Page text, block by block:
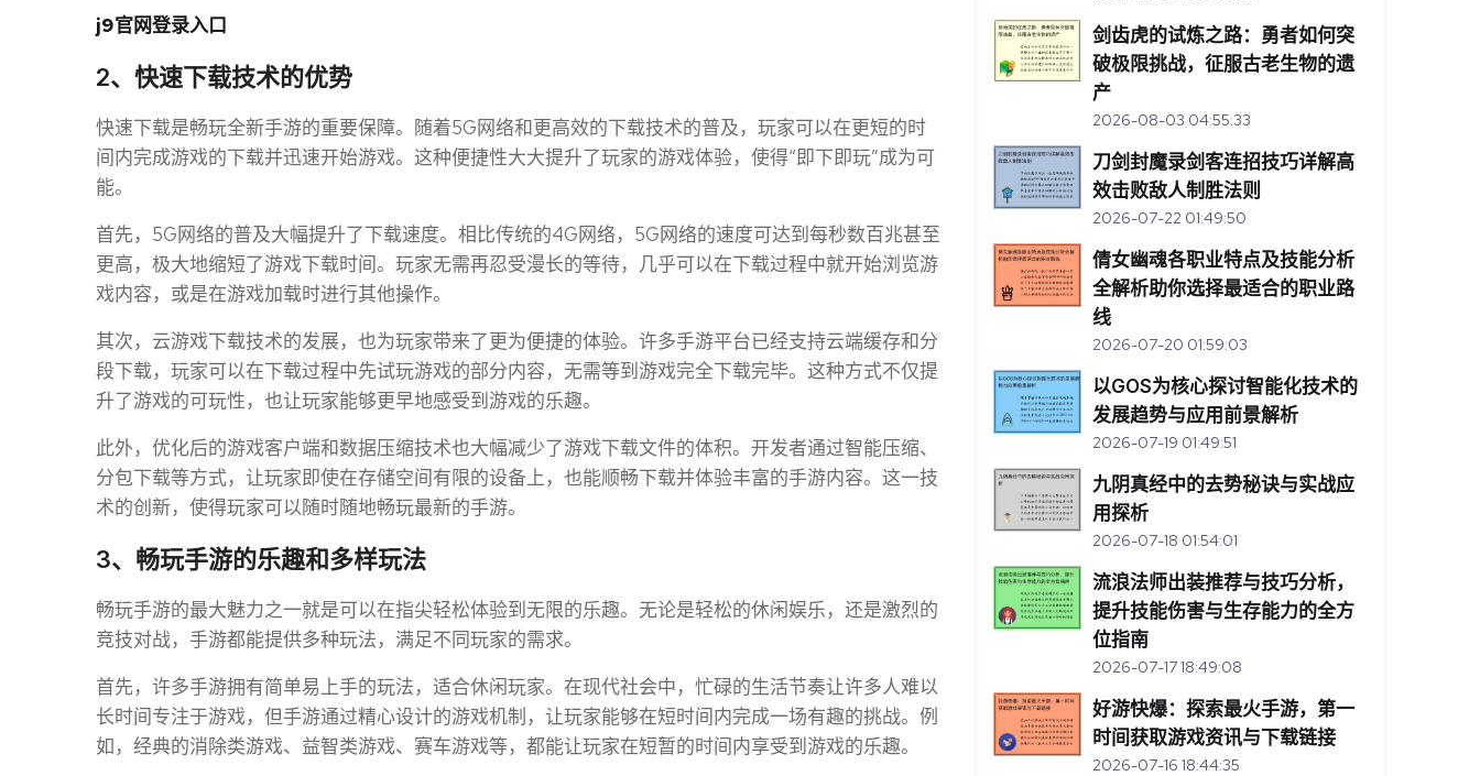
j9官网登录入口
2、快速下载技术的优势
快速下载是畅玩全新手游的重要保障。随着5G网络和更高效的下载技术的普及，玩家可以在更短的时
间内完成游戏的下载并迅速开始游戏。这种便捷性大大提升了玩家的游戏体验，使得“即下即玩”成为可
能。
首先，5G网络的普及大幅提升了下载速度。相比传统的4G网络，5G网络的速度可达到每秒数百兆甚至
更高，极大地缩短了游戏下载时间。玩家无需再忍受漫长的等待，几乎可以在下载过程中就开始浏览游
戏内容，或是在游戏加载时进行其他操作。
其次，云游戏下载技术的发展，也为玩家带来了更为便捷的体验。许多手游平台已经支持云端缓存和分
段下载，玩家可以在下载过程中先试玩游戏的部分内容，无需等到游戏完全下载完毕。这种方式不仅提
升了游戏的可玩性，也让玩家能够更早地感受到游戏的乐趣。
此外，优化后的游戏客户端和数据压缩技术也大幅减少了游戏下载文件的体积。开发者通过智能压缩、
分包下载等方式，让玩家即使在存储空间有限的设备上，也能顺畅下载并体验丰富的手游内容。这一技
术的创新，使得玩家可以随时随地畅玩最新的手游。
3、畅玩手游的乐趣和多样玩法
畅玩手游的最大魅力之一就是可以在指尖轻松体验到无限的乐趣。无论是轻松的休闲娱乐，还是激烈的
竞技对战，手游都能提供多种玩法，满足不同玩家的需求。
首先，许多手游拥有简单易上手的玩法，适合休闲玩家。在现代社会中，忙碌的生活节奏让许多人难以
长时间专注于游戏，但手游通过精心设计的游戏机制，让玩家能够在短时间内完成一场有趣的挑战。例
如，经典的消除类游戏、益智类游戏、赛车游戏等，都能让玩家在短暂的时间内享受到游戏的乐趣。
剑齿虎的试炼之路：勇者如何突
破极限挑战，征服古老生物的遗
产
2026-08-03 04:55:33
刀剑封魔录剑客连招技巧详解高
效击败敌人制胜法则
2026-07-22 01:49:50
倩女幽魂各职业特点及技能分析
全解析助你选择最适合的职业路
线
2026-07-20 01:59:03
以GOS为核心探讨智能化技术的
发展趋势与应用前景解析
2026-07-19 01:49:51
九阴真经中的去势秘诀与实战应
用探析
2026-07-18 01:54:01
流浪法师出装推荐与技巧分析，
提升技能伤害与生存能力的全方
位指南
2026-07-17 18:49:08
好游快爆：探索最火手游，第一
时间获取游戏资讯与下载链接
2026-07-16 18:44:35